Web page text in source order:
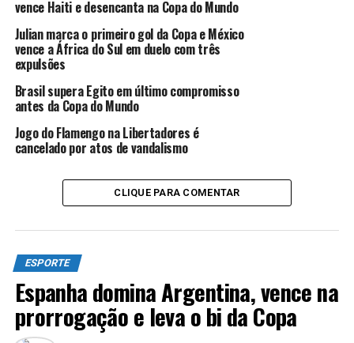
Com a vantagem no marcador o São Paulo se animou de
vez na partida, e chegou ao segundo aos 17 minutos da
etapa final, quando Alisson cruzou para a área, onde
Patrick se antecipou à defesa para marcar e levar a
decisão para os pênaltis.
ANÚNCIO
vence Haiti e desencanta na Copa do Mundo
Julian marca o primeiro gol da Copa e México
vence a África do Sul em duelo com três
expulsões
Brasil supera Egito em último compromisso
antes da Copa do Mundo
Jogo do Flamengo na Libertadores é
cancelado por atos de vandalismo
CLIQUE PARA COMENTAR
ESPORTE
Espanha domina Argentina, vence na
prorrogação e leva o bi da Copa